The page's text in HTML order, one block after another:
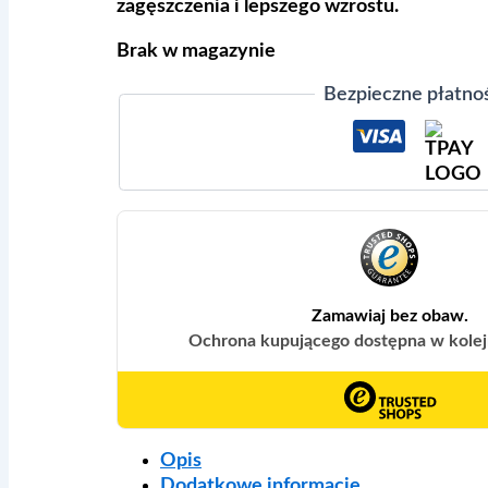
zagęszczenia i lepszego wzrostu.
Brak w magazynie
Bezpieczne
Opis